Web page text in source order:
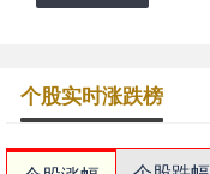
个股实时涨跌榜